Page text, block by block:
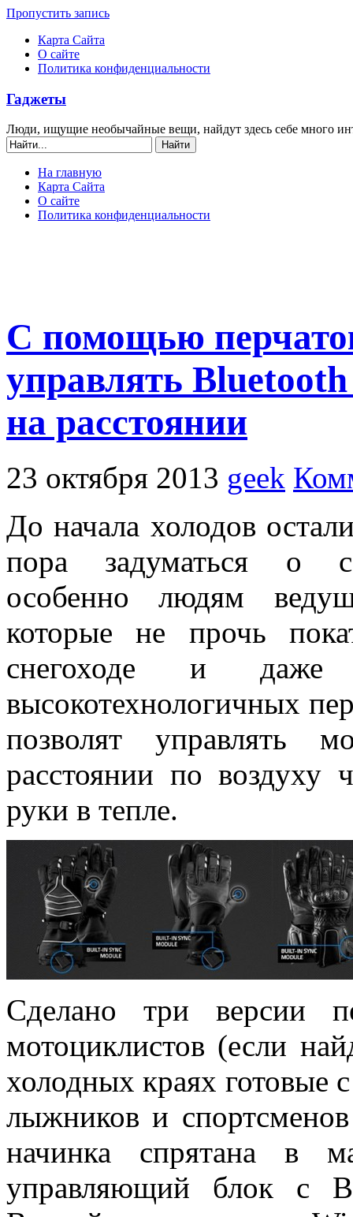
Пропустить запись
Карта Сайта
О сайте
Политика конфиденциальности
Гаджеты
Люди, ищущие необычайные вещи, найдут здесь себе много
На главную
Карта Сайта
О сайте
Политика конфиденциальности
С помощью
управлять
на расстоянии
23 октября 2013 geek
До начала холодов
пора задуматься о
особенно людям
которые не прочь
снегоходе и даже
высокотехнологичных
позволят управлять
расстоянии по воздуху
руки в тепле.
Сделано три версии
мотоциклистов (если
холодных краях готовые
лыжников и спортсменов
начинка спрятана в
управляющий блок с